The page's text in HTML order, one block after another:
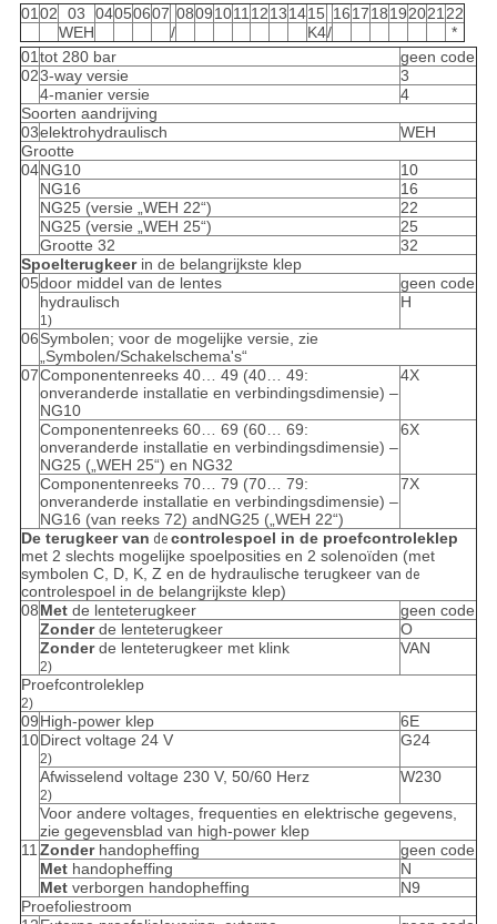
0102 03 04050607 0809101112131415 16171819202122
WEH
/ K4/
*
01tot 280 bar
geen code
023-way versie
3
4-manier versie
4
Soorten aandrijving
03elektrohydraulisch
WEH
Grootte
04NG10
10
NG16
16
NG25 (versie „WEH 22“)
22
NG25 (versie „WEH 25“)
25
Grootte 32
32
Spoelterugkeerin de belangrijkste klep
05door middel van de lentes
geen code
hydraulisch
1)
H
06Symbolen; voor de mogelijke versie, zie
„Symbolen/Schakelschema's“
07Componentenreeks 40… 49 (40… 49:
onveranderde installatie en verbindingsdimensie) –
NG10
4X
Componentenreeks 60… 69 (60… 69:
onveranderde installatie en verbindingsdimensie) –
NG25 („WEH 25“) en NG32
6X
Componentenreeks 70… 79 (70… 79:
onveranderde installatie en verbindingsdimensie) –
NG16 (van reeks 72) andNG25 („WEH 22“)
7X
De terugkeer van de controlespoel in de proefcontroleklep
met 2 slechts mogelijke spoelposities en 2 solenoïden (met
symbolen C, D, K, Z en de hydraulische terugkeer van de
controlespoel in de belangrijkste klep)
08Metde lenteterugkeer
geen code
Zonderde lenteterugkeer
O
Zonderde lenteterugkeer met klink
2)
VAN
Proefcontroleklep
2)
09High-power klep
6E
10Direct voltage 24 V
2)
G24
Afwisselend voltage 230 V, 50/60 Herz
2)
W230
Voor andere voltages, frequenties en elektrische gegevens,
zie gegevensblad van high-power klep
11Zonderhandopheffing
geen code
Methandopheffing
N
Metverborgen handopheffing
N9
Proefoliestroom